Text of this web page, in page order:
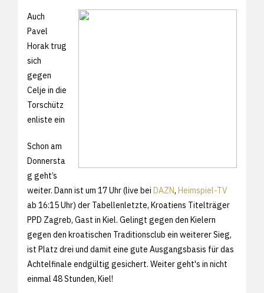
Auch
Pavel
Horak trug
sich
gegen
Celje in die
Torschütz
enliste ein
Schon am
Donnersta
g geht’s
weiter. Dann ist um 17 Uhr (live bei DAZN, Heimspiel-TV
ab 16:15 Uhr) der Tabellenletzte, Kroatiens Titelträger
PPD Zagreb, Gast in Kiel. Gelingt gegen den Kielern
gegen den kroatischen Traditionsclub ein weiterer Sieg,
ist Platz drei und damit eine gute Ausgangsbasis für das
Achtelfinale endgültig gesichert. Weiter geht's in nicht
einmal 48 Stunden, Kiel!